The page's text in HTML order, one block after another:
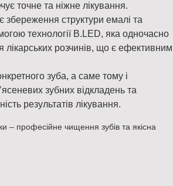
точне та ніжне лікування.
збереження структури емалі та
технології B.LED, яка одночасно
розчинів, що є ефективним
зуба, а саме тому і
зубних відкладень та
результатів лікування.
– професійне чищення зубів та якісна